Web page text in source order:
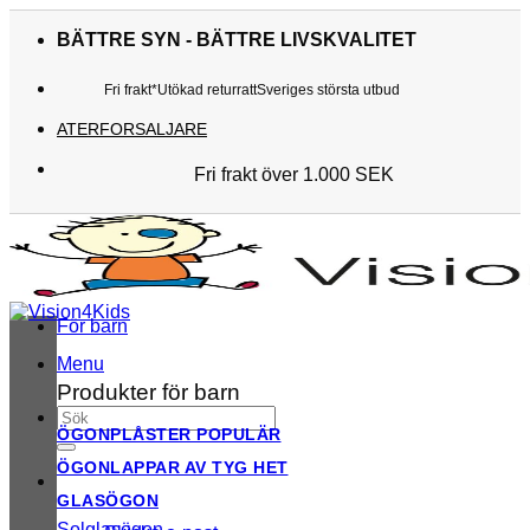
BÄTTRE SYN - BÄTTRE LIVSKVALITET
Fri frakt*Utökad returrattSveriges största utbud
ATERFORSALJARE
Fri frakt över 1.000 SEK
Kunderna älskar oss
Utökad returratt
Sveriges största utbud
Menu
Sök
efter:
För barn
Produkter för barn
ÖGONPLÅSTER
ÖGONLAPPAR AV TYG
GLASÖGON